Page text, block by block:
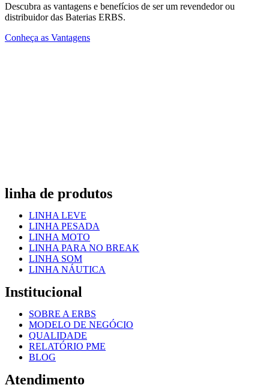
Descubra as vantagens e benefícios de ser um revendedor ou
distribuidor das Baterias ERBS.
Conheça as Vantagens
linha de produtos
LINHA LEVE
LINHA PESADA
LINHA MOTO
LINHA PARA NO BREAK
LINHA SOM
LINHA NÁUTICA
Institucional
SOBRE A ERBS
MODELO DE NEGÓCIO
QUALIDADE
RELATÓRIO PME
BLOG
Atendimento